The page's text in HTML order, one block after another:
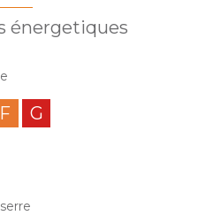
énergetiques
F G